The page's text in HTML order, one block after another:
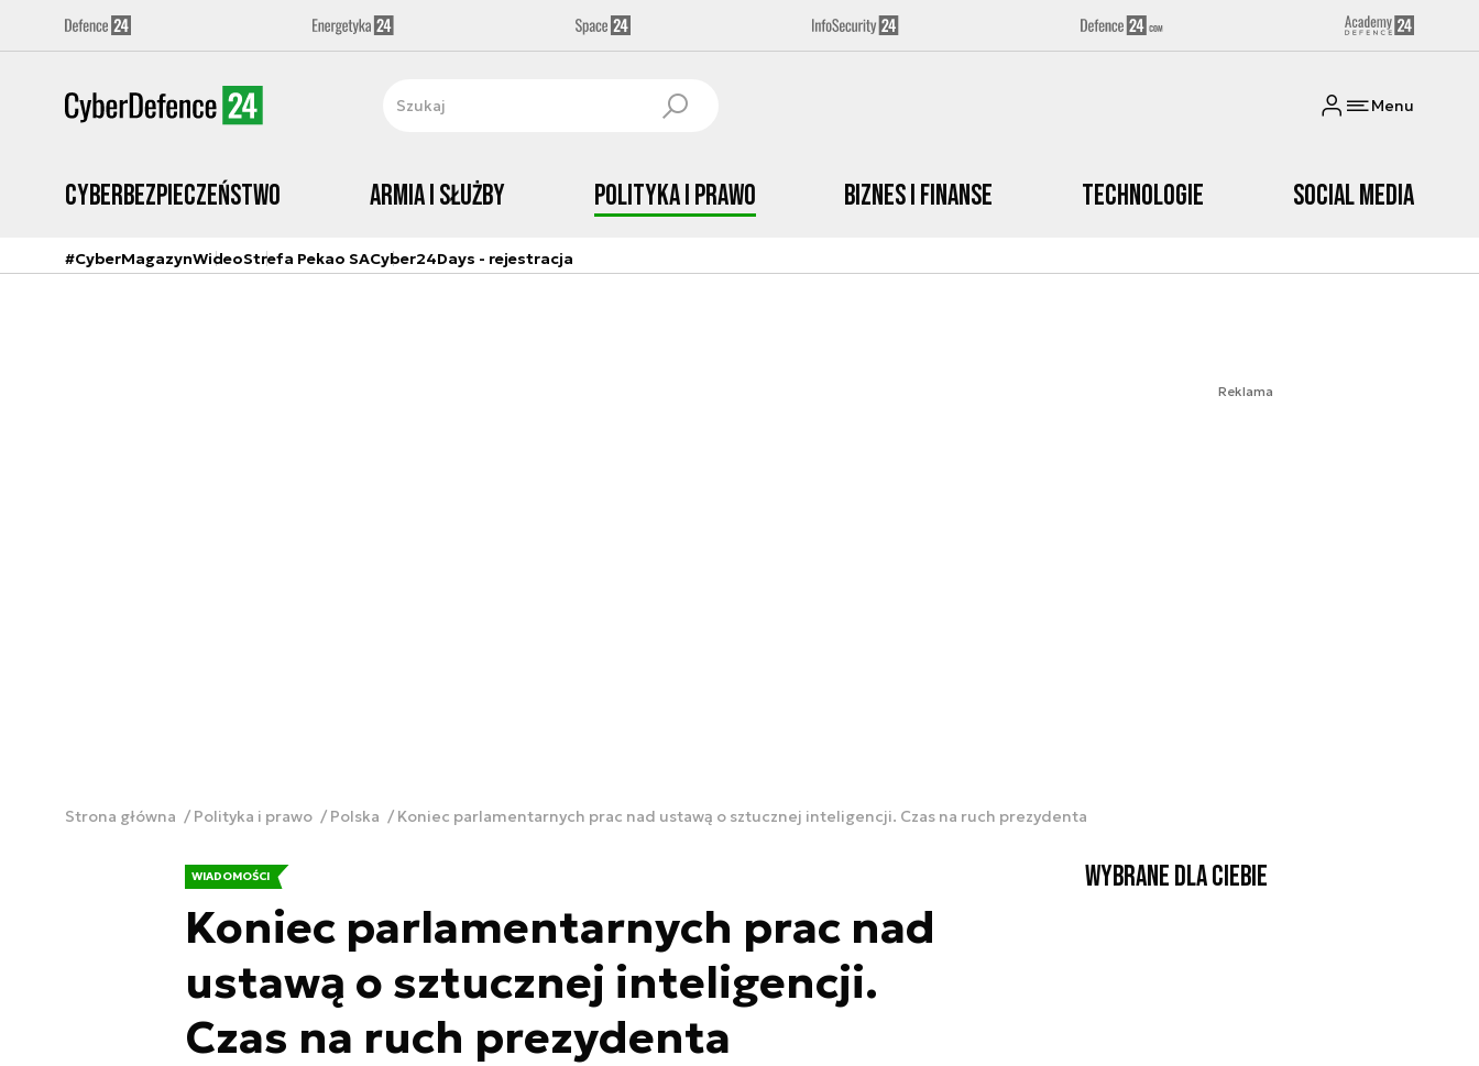
Menu
Cyberbezpieczeństwo Armia i Służby Polityka i prawo Biznes i Finanse Technologie Social media
#CyberMagazynWideoStrefa Pekao SACyber24Days - rejestracja
Reklama
Strona główna Polityka i prawo Polska Koniec parlamentarnych prac nad ustawą o sztucznej inteligencji. Czas na ruch prezydenta
WIADOMOŚCI
Koniec parlamentarnych prac nad
ustawą o sztucznej inteligencji.
Czas na ruch prezydenta
Wybrane dla Ciebie